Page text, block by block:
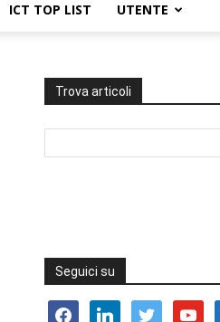
ICT TOP LIST UTENTE
Trova articoli
Seguici su
facebooklinkedin twitter youtube